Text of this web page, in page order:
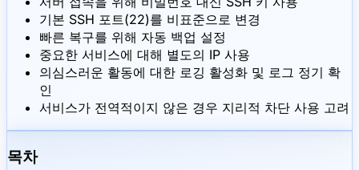
기본 SSH 포트(22)를 비표준으로 변경
빠른 복구를 위해 자동 백업 설정
중요한 서비스에 대해 별도의 IP 사용
의심스러운 활동에 대한 로깅 활성화 및 로그 정기 확
인
서비스가 전역적이지 않은 경우 지리적 차단 사용 고려
목차